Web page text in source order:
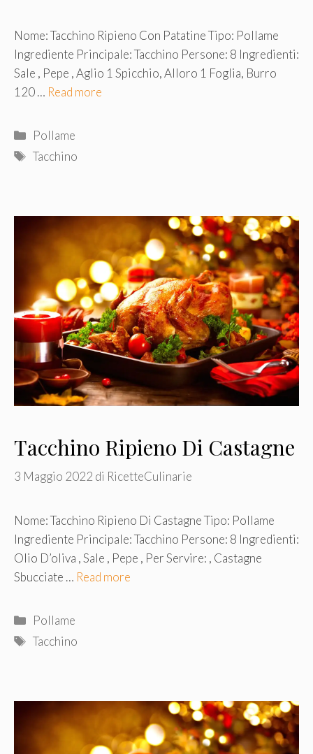
Nome: Tacchino Ripieno Con Patatine Tipo: Pollame
Ingrediente Principale: Tacchino Persone: 8 Ingredienti:
Sale , Pepe , Aglio 1 Spicchio, Alloro 1 Foglia, Burro
120 … Read more
Categorie
Pollame
Tag
Tacchino
Tacchino Ripieno Di Castagne
3 Maggio 2022 di RicetteCulinarie
Nome: Tacchino Ripieno Di Castagne Tipo: Pollame
Ingrediente Principale: Tacchino Persone: 8 Ingredienti:
Olio D’oliva , Sale , Pepe , Per Servire: , Castagne
Sbucciate … Read more
Categorie
Pollame
Tag
Tacchino